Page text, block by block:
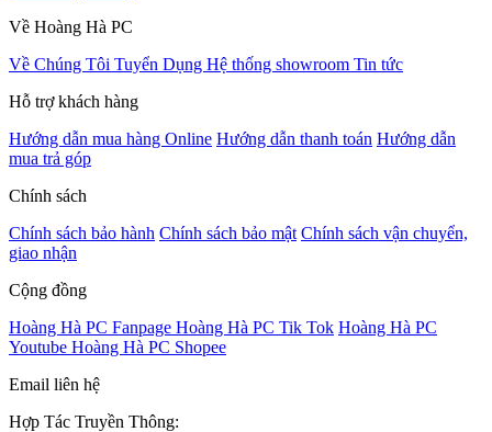
Về Hoàng Hà PC
Về Chúng Tôi Tuyển Dụng Hệ thống showroom Tin tức
Hỗ trợ khách hàng
Hướng dẫn mua hàng Online Hướng dẫn thanh toán Hướng dẫn
mua trả góp
Chính sách
Chính sách bảo hành Chính sách bảo mật Chính sách vận chuyển,
giao nhận
Cộng đồng
Hoàng Hà PC Fanpage Hoàng Hà PC Tik Tok Hoàng Hà PC
Youtube Hoàng Hà PC Shopee
Email liên hệ
Hợp Tác Truyền Thông: